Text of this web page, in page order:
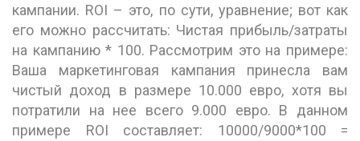
кампании. ROI – это, по сути, уравнение; вот как
его можно рассчитать: Чистая прибыль/затраты
на кампанию * 100. Рассмотрим это на примере:
Ваша маркетинговая кампания принесла вам
чистый доход в размере 10.000 евро, хотя вы
потратили на нее всего 9.000 евро. В данном
примере ROI составляет: 10000/9000*100 =